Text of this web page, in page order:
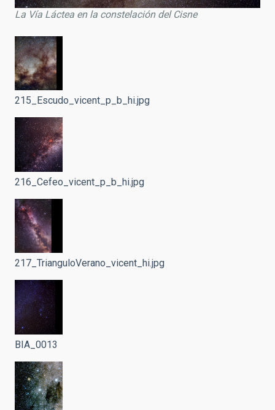
La Vía Láctea en la constelación del Cisne
215_Escudo_vicent_p_b_hi.jpg
216_Cefeo_vicent_p_b_hi.jpg
217_TrianguloVerano_vicent_hi.jpg
BIA_0013